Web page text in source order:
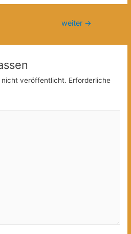
weiter →
nicht veröffentlicht. Erforderliche